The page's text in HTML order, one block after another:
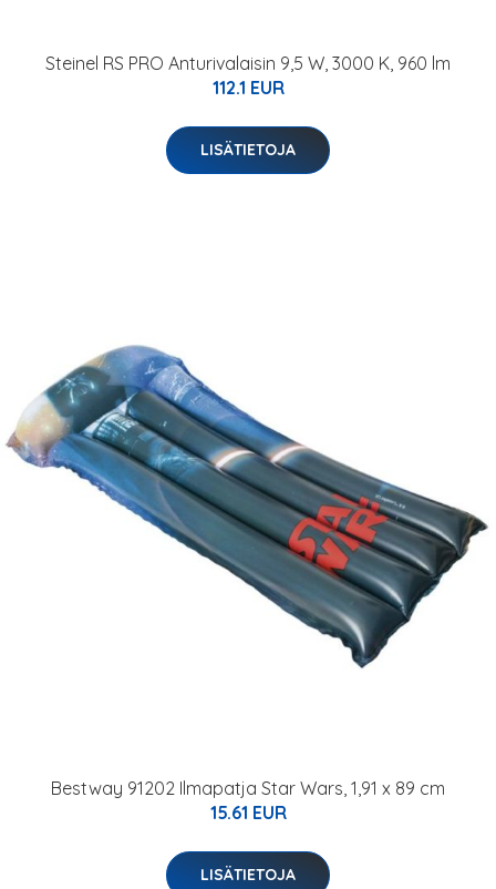
Steinel RS PRO Anturivalaisin 9,5 W, 3000 K, 960 lm
112.1 EUR
LISÄTIETOJA
Bestway 91202 Ilmapatja Star Wars, 1,91 x 89 cm
15.61 EUR
LISÄTIETOJA